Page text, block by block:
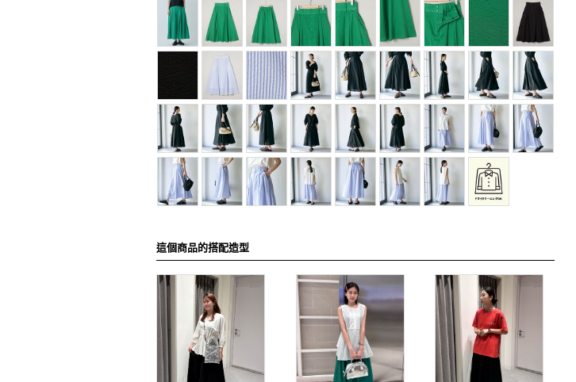
這個商品的搭配造型